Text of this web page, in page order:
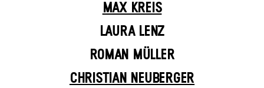
MAX KREIS
LAURA LENZ
ROMAN MÜLLER
CHRISTIAN NEUBERGER